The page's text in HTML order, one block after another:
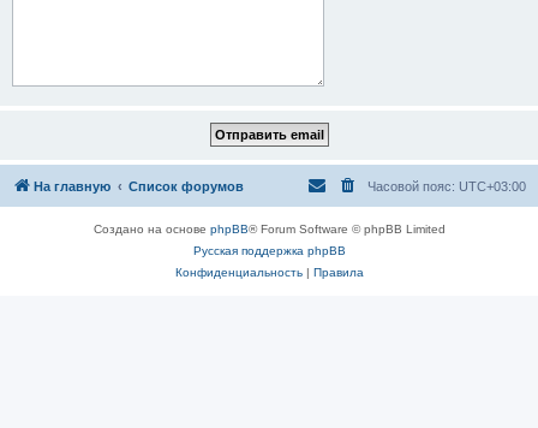
На главную Список форумов Часовой пояс: UTC+03:00
Создано на основе phpBB® Forum Software © phpBB Limited
Русская поддержка phpBB
Конфиденциальность| Правила